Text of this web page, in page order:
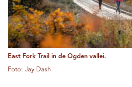
East Fork Trail in de Ogden vallei.
Foto: Jay Dash